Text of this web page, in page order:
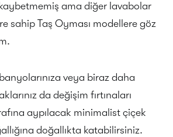
ama diğer lavabolar
sahip Taş Oyması modellere göz
veya biraz daha
da değişim fırtınaları
aypılacak minimalist çiçek
doğallıkta katabilirsiniz.